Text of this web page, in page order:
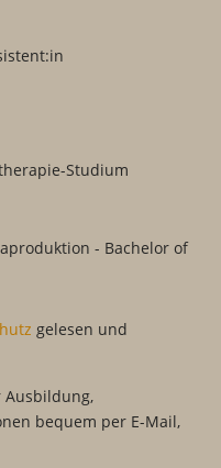
Studium
- Bachelor of
gelesen und
Ausbildung,
bequem per E-Mail,